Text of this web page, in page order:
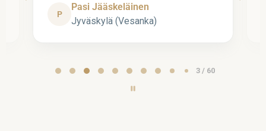
P
Pasi Jääskeläinen
Jyväskylä (Vesanka)
3 / 60